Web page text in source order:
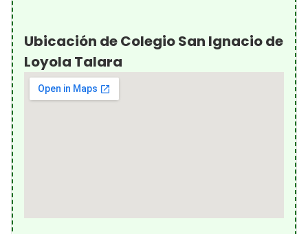
Ubicación de Colegio San Ignacio de
Loyola Talara